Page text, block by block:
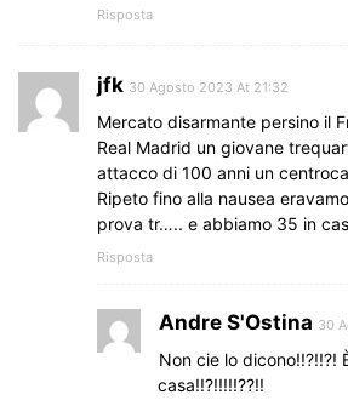
Risposta
jfk 30 Agosto 2023 At 21:32
Mercato disarmante persino il
Real Madrid un giovane
attacco di 100 anni un
Ripeto fino alla nausea
prova tr….. e abbiamo 35 in
Risposta
Andre S'Ostina 30
Non cie lo dicono!!?!!?!
casa!!?!!!!!??!!